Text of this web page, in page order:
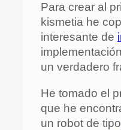
Para crear al
kismetia he
interesante de
un verdadero
He tomado el
que he
un robot de tipo